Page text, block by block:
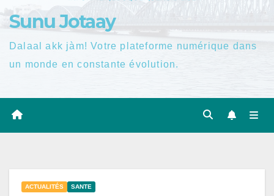
Sunu Jotaay
Dalaal akk jàm! Votre plateforme numérique dans
un monde en constante évolution.
ACTUALITÉS SANTE